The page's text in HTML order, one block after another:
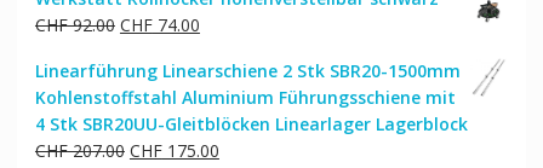
CHF92.00 Ursprünglicher
war:
CHF 92.00
CHF74.00Aktueller
ist:
CHF 74.00.
Linearführung Linearschiene 2 Stk SBR20-1500mm
Kohlenstoffstahl Aluminium Führungsschiene mit
4 Stk SBR20UU-Gleitblöcken Linearlager Lagerblock
CHF207.00 Ursprünglicher
CHF175.00Aktueller